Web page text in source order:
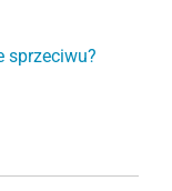
sprzeciwu?